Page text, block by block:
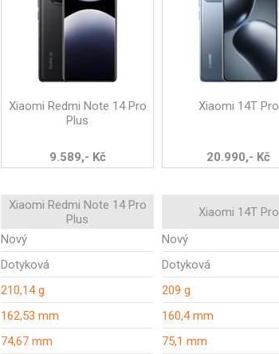
Xiaomi Redmi Note 14 Pro
Plus
9.589,- Kč
Xiaomi 14T Pro
20.990,- Kč
Xiaomi Redmi Note 14 Pro
Plus
Xiaomi 14T Pro
Nový Nový
Dotyková Dotyková
210,14 g 209 g
162,53 mm 160,4 mm
74,67 mm 75,1 mm